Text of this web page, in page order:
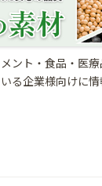
ント・食品・医
る企業様向けに